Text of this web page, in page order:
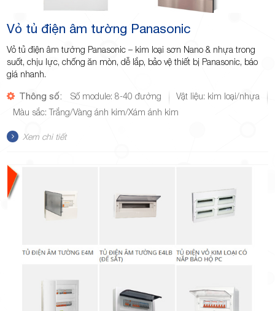
Vỏ tủ điện âm tường Panasonic
Vỏ tủ điện âm tường Panasonic – kim loại sơn Nano & nhựa trong
suốt, chịu lực, chống ăn mòn, dễ lắp, bảo vệ thiết bị Panasonic, báo
giá nhanh.
Thông số: Số module: 8-40 đường
Vật liệu: kim loại/nhựa
Màu sắc: Trắng/Vàng ánh kim/Xám ánh kim
Xem chi tiết